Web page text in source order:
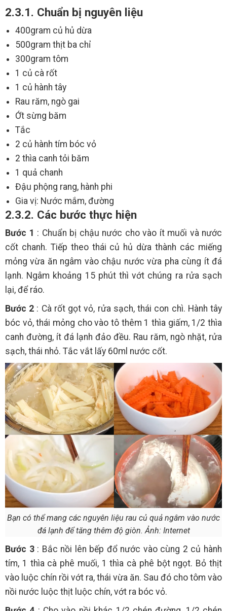
2.3.1. Chuẩn bị nguyên liệu
400gram củ hủ dừa
500gram thịt ba chỉ
300gram tôm
1 củ cà rốt
1 củ hành tây
Rau răm, ngò gai
Ớt sừng băm
Tắc
2 củ hành tím bóc vỏ
2 thìa canh tỏi băm
1 quả chanh
Đậu phộng rang, hành phi
Gia vị: Nước mắm, đường
2.3.2. Các bước thực hiện
Bước 1 : Chuẩn bị chậu nước cho vào ít muối và nước
cốt chanh. Tiếp theo thái củ hủ dừa thành các miếng
mỏng vừa ăn ngâm vào chậu nước vừa pha cùng ít đá
lạnh. Ngâm khoảng 15 phút thì vớt chúng ra rửa sạch
lại, để ráo.
Bước 2 : Cà rốt gọt vỏ, rửa sạch, thái con chì. Hành tây
bóc vỏ, thái mỏng cho vào tô thêm 1 thìa giấm, 1/2 thìa
canh đường, ít đá lạnh đảo đều. Rau răm, ngò nhặt, rửa
sạch, thái nhỏ. Tắc vắt lấy 60ml nước cốt.
Bạn có thể mang các nguyên liệu rau củ quả ngâm vào nước
đá lạnh để tăng thêm độ giòn. Ảnh: Internet
Bước 3: Bắc nồi lên bếp đổ nước vào cùng 2 củ hành
tím, 1 thìa cà phê muối, 1 thìa cà phê bột ngọt. Bỏ thịt
vào luộc chín rồi vớt ra, thái vừa ăn. Sau đó cho tôm vào
nồi nước luộc thịt luộc chín, vớt ra bóc vỏ.